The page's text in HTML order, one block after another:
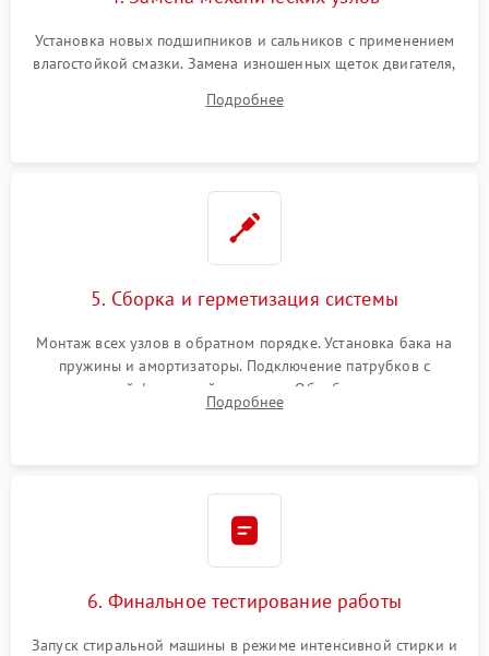
Установка новых подшипников и сальников с применением
влагостойкой смазки. Замена изношенных щеток двигателя,
или поврежденной резиновой манжеты.
Подробнее
5. Сборка и герметизация системы
Монтаж всех узлов в обратном порядке. Установка бака на
пружины и амортизаторы. Подключение патрубков с
надежной фиксацией хомутами. Обработка стыков
герметиком для предотвращения возможных протечек воды.
Подробнее
6. Финальное тестирование работы
Запуск стиральной машины в режиме интенсивной стирки и